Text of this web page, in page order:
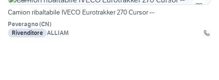
Camion ribaltabile IVECO Eurotrakker 270 Cursor --
Peveragno(CN)
Rivenditore ALLIAM